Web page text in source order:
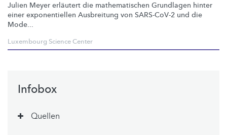
Julien Meyer erläutert die mathematischen Grundlagen hinter
einer exponentiellen Ausbreitung von SARS-CoV-2 und die
Mode...
Luxembourg Science Center
Infobox
Quellen